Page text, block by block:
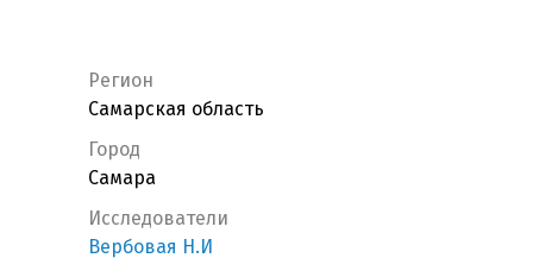
Регион
Самарская область
Город
Самара
Исследователи
Вербовая Н.И